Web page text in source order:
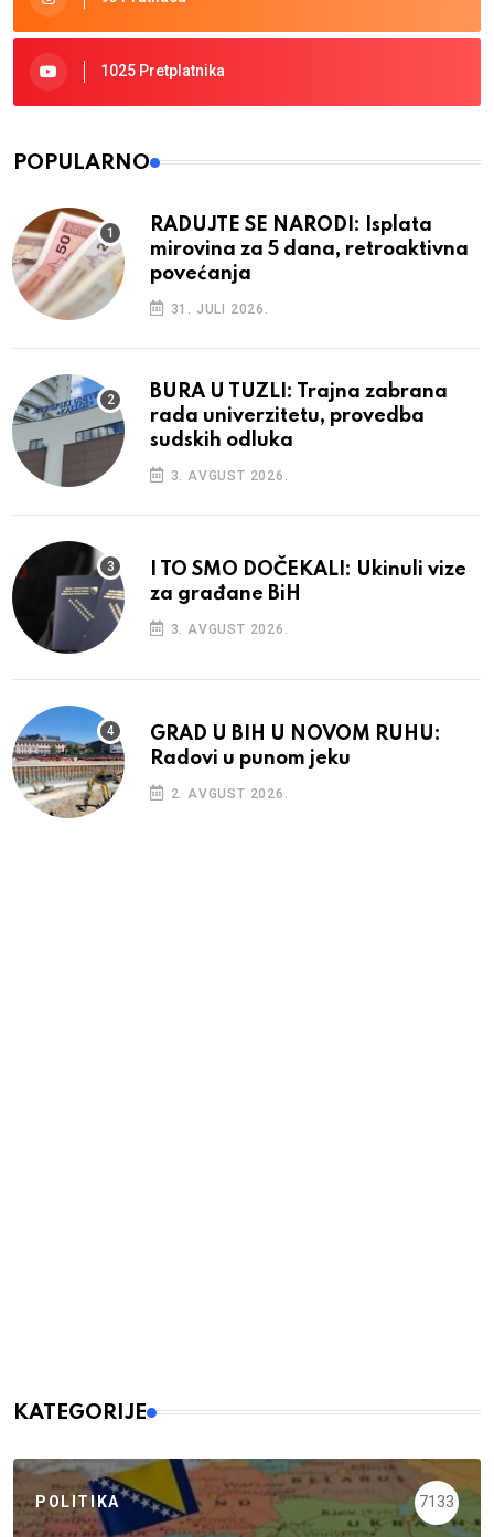
1025 Pretplatnika
POPULARNO
RADUJTE SE NARODI: Isplata
mirovina za 5 dana, retroaktivna
povećanja
31. JULI 2026.
BURA U TUZLI: Trajna zabrana
rada univerzitetu, provedba
sudskih odluka
3. AVGUST 2026.
I TO SMO DOČEKALI: Ukinuli vize
za građane BiH
3. AVGUST 2026.
GRAD U BIH U NOVOM RUHU:
Radovi u punom jeku
2. AVGUST 2026.
KATEGORIJE
POLITIKA 7133